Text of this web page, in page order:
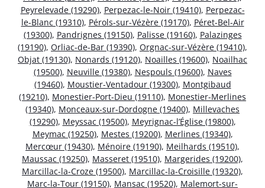
Peyrelevade (19290), Perpezac-le-Noir (19410), Perpezac-
le-Blanc (19310), Pérols-sur-Vézère (19170), Péret-Bel-Air
(19300), Pandrignes (19150), Palisse (19160), Palazinges
(19190), Orliac-de-Bar (19390), Orgnac-sur-Vézère (19410),
Objat (19130), Nonards (19120), Noailles (19600), Noailhac
(19500), Neuville (19380), Nespouls (19600), Naves
(19460), Moustier-Ventadour (19300), Montgibaud
(19210), Monestier-Port-Dieu (19110), Monestier-Merlines
(19340), Monceaux-sur-Dordogne (19400), Millevaches
(19290), Meyssac (19500), Meyrignac-l’Église (19800),
Meymac (19250), Mestes (19200), Merlines (19340),
Mercœur (19430), Ménoire (19190), Meilhards (19510),
Maussac (19250), Masseret (19510), Margerides (19200),
Marcillac-la-Croze (19500), Marcillac-la-Croisille (19320),
Marc-la-Tour (19150), Mansac (19520), Malemort-sur-